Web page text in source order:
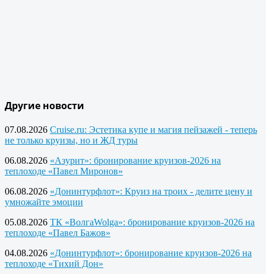
Другие новости
07.08.2026 Cruise.ru: Эстетика купе и магия пейзажей - теперь
не только круизы, но и ЖД туры
06.08.2026 «Азурит»: бронирование круизов-2026 на
теплоходе «Павел Миронов»
06.08.2026 «Донинтурфлот»: Круиз на троих - делите цену и
умножайте эмоции
05.08.2026 ТК «ВолгаWolga»: бронирование круизов-2026 на
теплоходе «Павел Бажов»
04.08.2026 «Донинтурфлот»: бронирование круизов-2026 на
теплоходе «Тихий Дон»